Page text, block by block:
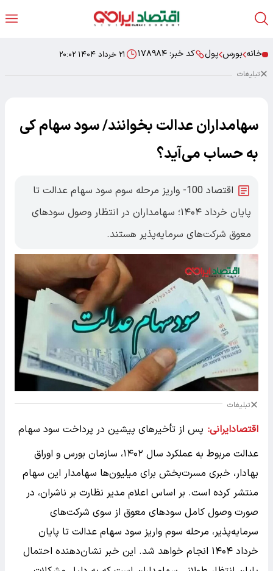
خانه بورس پول کد خبر: ۱۷۸۹۸۴ ۲۱ خرداد ۱۴۰۴ ۲۰:۰۲
تبلیغات
سهامداران عدالت بخوانند/ سود سهام کی
به حساب می‌آید؟
اقتصاد 100- واریز مرحله سوم سود سهام عدالت تا
پایان خرداد ۱۴۰۴؛ سهامداران در انتظار وصول سود‌های
معوق شرکت‌های سرمایه‌پذیر هستند.
تبلیغات
اقتصادایرانی: پس از تأخیرهای پیشین در پرداخت سود سهام
عدالت مربوط به عملکرد سال ۱۴۰۲، سازمان بورس و اوراق
بهادار، خبری مسرت‌بخش برای میلیون‌ها سهامدار این سهام
منتشر کرده است. بر اساس اعلام مدیر نظارت بر ناشران، در
صورت وصول کامل سودهای معوق از سوی شرکت‌های
سرمایه‌پذیر، مرحله سوم واریز سود سهام عدالت تا پایان
خرداد ۱۴۰۴ انجام خواهد شد. این خبر نشان‌دهنده احتمال